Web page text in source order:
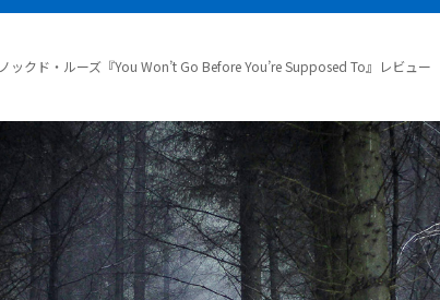
ノックド・ルーズ『You Won’t Go Before You’re Supposed To』レビュー